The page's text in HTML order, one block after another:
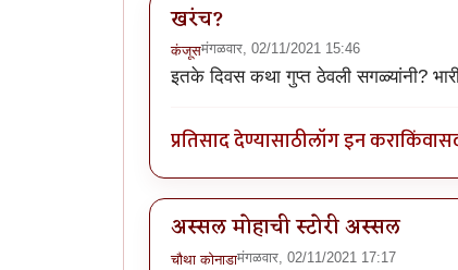
खरंच?
कंजूसमंगळवार, 02/11/2021 15:46
इतके दिवस कथा गुप्त ठेवली सगळ्यांनी?
प्रतिसाद देण्यासाठीलॉग इन कराकिंवा
अस्सल मोहाची स्टोरी अस्सल
चौथा कोनाडामंगळवार, 02/11/2021 17:17